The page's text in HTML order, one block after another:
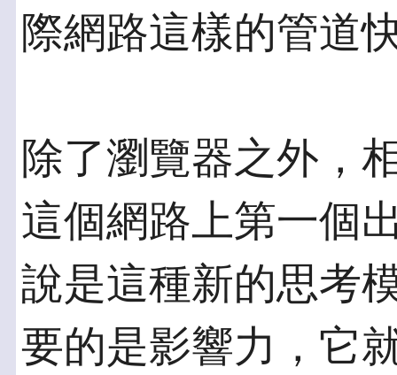
際網路這樣的管道
除了瀏覽器之外，
這個網路上第一個
說是這種新的思考
要的是影響力，它